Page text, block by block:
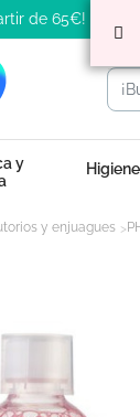
de 65€!
y
Higiene
y enjuagues